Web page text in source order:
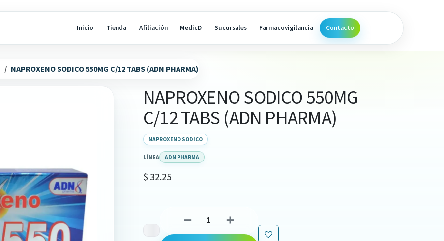
Inicio Tienda Afiliación MedicD Sucursales Farmacovigilancia Contacto
NAPROXENO SODICO 550MG C/12 TABS (ADN PHARMA)
NAPROXENO SODICO 550MG
C/12 TABS (ADN PHARMA)
NAPROXENO SODICO
LÍNEA ADN PHARMA
$ 32.25